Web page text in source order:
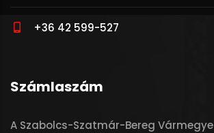
+36 42 599-527
Számlaszám
A Szabolcs-Szatmár-Bereg Vármegye